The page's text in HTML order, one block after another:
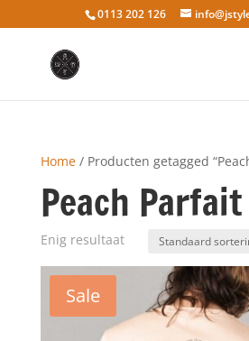
0113 202 126
Home/ Producten getagged
Peach Parfait
Enig resultaat
Sale